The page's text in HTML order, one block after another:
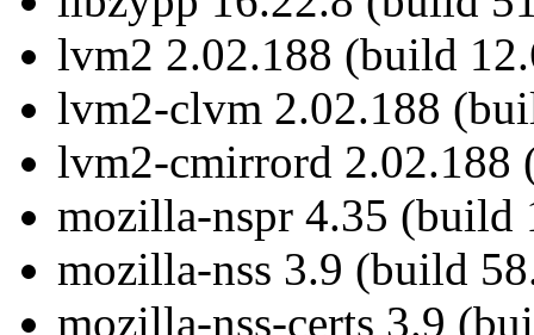
lvm2 2.02.188 (build
lvm2-clvm 2.02.188
lvm2-cmirrord 2.02.188
mozilla-nspr 4.35 (build
mozilla-nss 3.9 (build
mozilla-nss-certs 3.9